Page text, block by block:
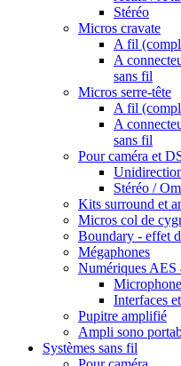
Stéréo
Micros cravate
A fil
A
sans fil
Micros serre-tête
A fil
A
sans fil
Pour caméra et
Stéréo /
Kits surround et
Micros col de
Boundary - effet
Mégaphones
Numériques AES
Interfaces
Pupitre amplifié
Ampli sono
Systèmes sans fil